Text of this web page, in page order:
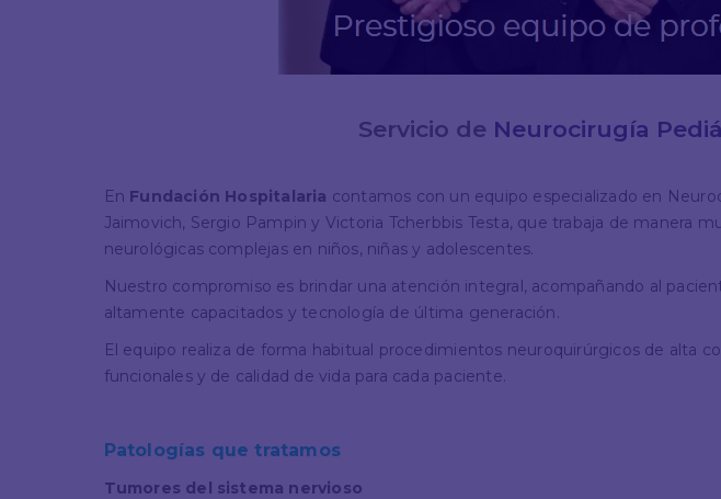
Servicio de Neurocirugía
En Fundación Hospitalaria contamos con un equipo especializado en
Jaimovich, Sergio Pampin y Victoria Tcherbbis Testa, que trabaja de manera
neurológicas complejas en niños, niñas y adolescentes.
Nuestro compromiso es brindar una atención integral, acompañando al
altamente capacitados y tecnología de última generación.
El equipo realiza de forma habitual procedimientos neuroquirúrgicos de alta
funcionales y de calidad de vida para cada paciente.
Patologías que tratamos
Tumores del sistema nervioso